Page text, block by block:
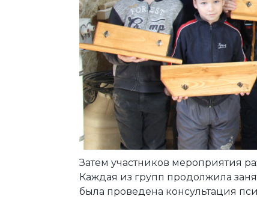
Затем участников мероприятия
Каждая из групп продолжила
была проведена консультация